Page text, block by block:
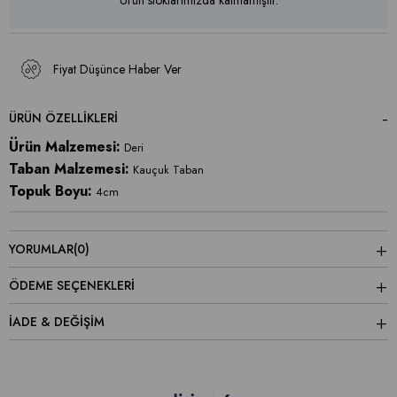
Fiyat Düşünce Haber Ver
ÜRÜN ÖZELLIKLERI
Ürün Malzemesi: Deri
Taban Malzemesi: Kauçuk Taban
Topuk Boyu: 4cm
YORUMLAR(0)
ÖDEME SEÇENEKLERI
İADE & DEĞİŞİM